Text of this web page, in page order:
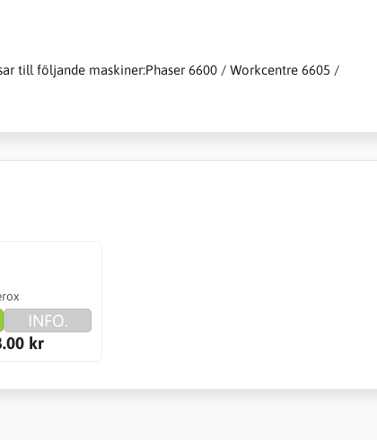
till följande maskiner:Phaser 6600 / Workcentre 6605 /
INFO.
kr